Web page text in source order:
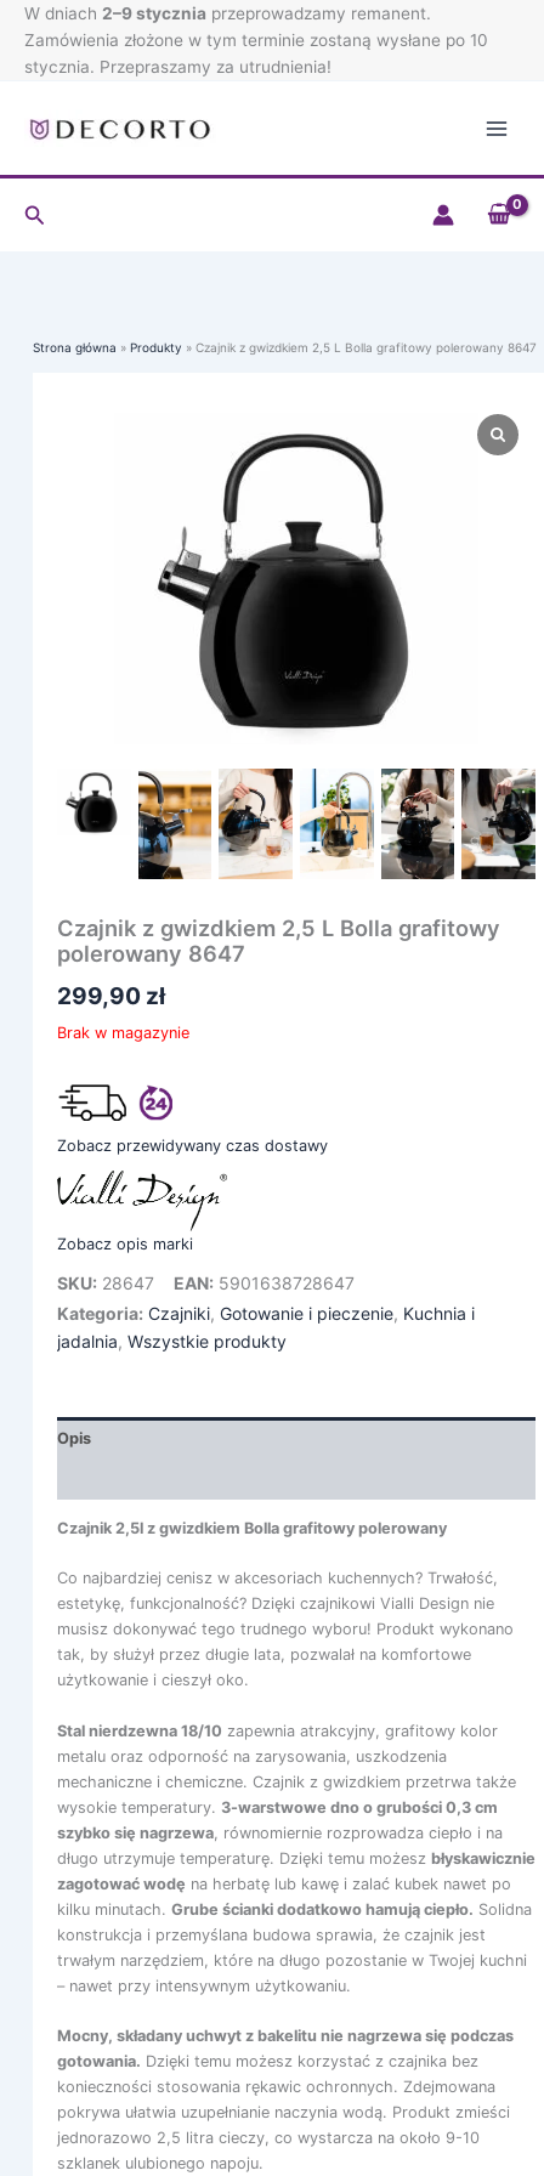
Przejdź
treści
W dniach 2–9 stycznia przeprowadzamy remanent.
Zamówienia złożone w tym terminie zostaną wysłane po 10
stycznia. Przepraszamy za utrudnienia!
Szukaj
Strona główna Produkty Czajnik z gwizdkiem 2,5 L Bolla grafitowy polerowany 8647
Czajnik z gwizdkiem 2,5 L Bolla grafitowy
polerowany 8647
299,90 zł
Brak w magazynie
Zobacz przewidywany czas dostawy
Zobacz opis marki
SKU: 28647 EAN: 5901638728647
Kategoria: Czajniki, Gotowanie i pieczenie, Kuchnia i
jadalnia, Wszystkie produkty
Opis
Czajnik 2,5l z gwizdkiem Bolla grafitowy polerowany
Co najbardziej cenisz w akcesoriach kuchennych? Trwałość,
estetykę, funkcjonalność? Dzięki czajnikowi Vialli Design nie
musisz dokonywać tego trudnego wyboru! Produkt wykonano
tak, by służył przez długie lata, pozwalał na komfortowe
użytkowanie i cieszył oko.
Stal nierdzewna 18/10 zapewnia atrakcyjny, grafitowy kolor
metalu oraz odporność na zarysowania, uszkodzenia
mechaniczne i chemiczne. Czajnik z gwizdkiem przetrwa także
wysokie temperatury. 3-warstwowe dno o grubości 0,3 cm
szybko się nagrzewa, równomiernie rozprowadza ciepło i na
długo utrzymuje temperaturę. Dzięki temu możesz błyskawicznie
zagotować wodę na herbatę lub kawę i zalać kubek nawet po
kilku minutach. Grube ścianki dodatkowo hamują ciepło. Solidna
konstrukcja i przemyślana budowa sprawia, że czajnik jest
trwałym narzędziem, które na długo pozostanie w Twojej kuchni
– nawet przy intensywnym użytkowaniu.
Mocny, składany uchwyt z bakelitu nie nagrzewa się podczas
gotowania. Dzięki temu możesz korzystać z czajnika bez
konieczności stosowania rękawic ochronnych. Zdejmowana
pokrywa ułatwia uzupełnianie naczynia wodą. Produkt zmieści
jednorazowo 2,5 litra cieczy, co wystarcza na około 9-10
szklanek ulubionego napoju.